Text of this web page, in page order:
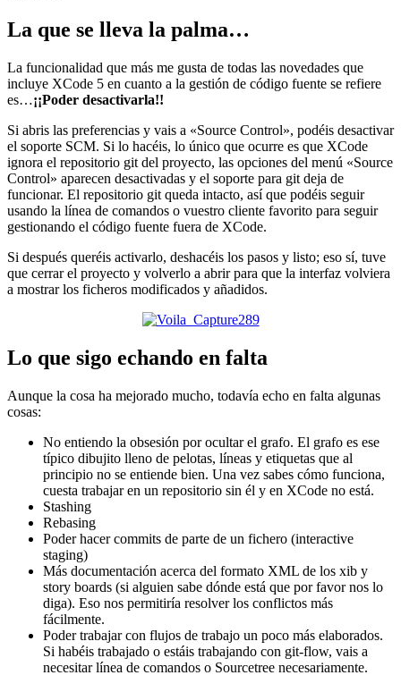
La que se lleva la palma…
La funcionalidad que más me gusta de todas las novedades que
incluye XCode 5 en cuanto a la gestión de código fuente se refiere
es…¡¡Poder desactivarla!!
Si abris las preferencias y vais a «Source Control», podéis desactivar
el soporte SCM. Si lo hacéis, lo único que ocurre es que XCode
ignora el repositorio git del proyecto, las opciones del menú «Source
Control» aparecen desactivadas y el soporte para git deja de
funcionar. El repositorio git queda intacto, así que podéis seguir
usando la línea de comandos o vuestro cliente favorito para seguir
gestionando el código fuente fuera de XCode.
Si después queréis activarlo, deshacéis los pasos y listo; eso sí, tuve
que cerrar el proyecto y volverlo a abrir para que la interfaz volviera
a mostrar los ficheros modificados y añadidos.
Lo que sigo echando en falta
Aunque la cosa ha mejorado mucho, todavía echo en falta algunas
cosas:
No entiendo la obsesión por ocultar el grafo. El grafo es ese
típico dibujito lleno de pelotas, líneas y etiquetas que al
principio no se entiende bien. Una vez sabes cómo funciona,
cuesta trabajar en un repositorio sin él y en XCode no está.
Stashing
Rebasing
Poder hacer commits de parte de un fichero (interactive
staging)
Más documentación acerca del formato XML de los xib y
story boards (si alguien sabe dónde está que por favor nos lo
diga). Eso nos permitiría resolver los conflictos más
fácilmente.
Poder trabajar con flujos de trabajo un poco más elaborados.
Si habéis trabajado o estáis trabajando con git-flow, vais a
necesitar línea de comandos o Sourcetree necesariamente.